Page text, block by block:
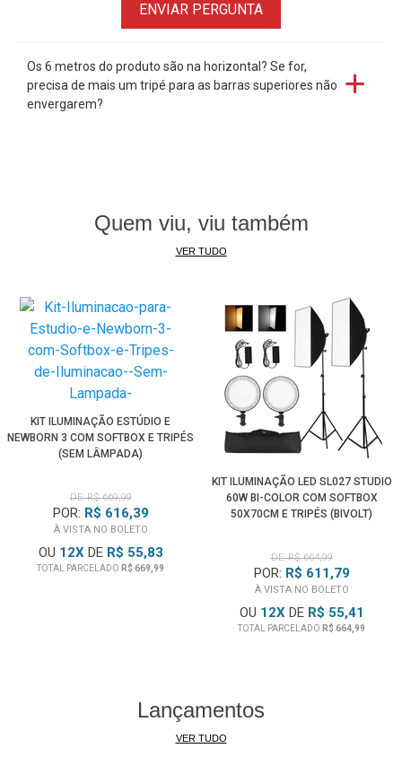
ENVIAR PERGUNTA
Os 6 metros do produto são na horizontal? Se for,
precisa de mais um tripé para as barras superiores não
envergarem?
Quem viu, viu também
VER TUDO
KIT ILUMINAÇÃO ESTÚDIO E
NEWBORN 3 COM SOFTBOX E TRIPÉS
(SEM LÂMPADA)
DE: R$ 669,99
POR: R$ 616,39
À VISTA NO BOLETO
OU 12XDE R$ 55,83
TOTAL PARCELADO R$ 669,99
KIT ILUMINAÇÃO LED SL027 STUDIO
60W BI-COLOR COM SOFTBOX
50X70CM E TRIPÉS (BIVOLT)
DE: R$ 664,99
POR: R$ 611,79
À VISTA NO BOLETO
OU 12XDE R$ 55,41
TOTAL PARCELADO R$ 664,99
Lançamentos
VER TUDO